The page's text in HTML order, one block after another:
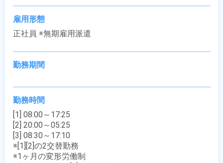
雇用形態
正社員 ※無期雇用派遣
勤務期間
勤務時間
[1] 08:00～17:25
[2] 20:00～05:25
[3] 08:30～17:10
※[1][2]の2交替勤務
※1ヶ月の変形労働制